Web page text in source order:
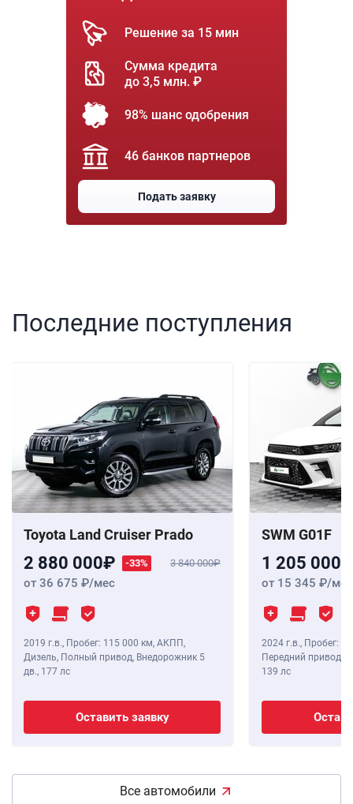
Решение за 15 мин
Сумма кредита
до 3,5 млн. ₽
98% шанс одобрения
46 банков партнеров
Подать заявку
Последние поступления
Toyota Land Cruiser Prado
2 880 000 -33% 3 840 000
от 36 675 /мес
2019 г.в., Пробег: 115 000 км, АКПП,
Дизель, Полный привод, Внедорожник 5
дв., 177 лс
Оставить заявку
SWM G01F
1 205 000
от 15 345 /мес
2024 г.в., Пробег: 8
Передний привод,
139 лс
Все автомобили